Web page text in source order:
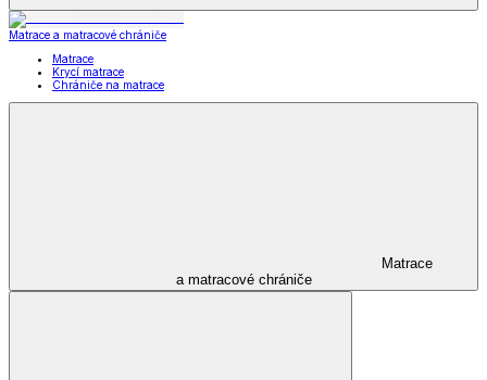
Matrace a matracové chrániče
Matrace
Krycí matrace
Chrániče na matrace
Matrace
a matracové chrániče